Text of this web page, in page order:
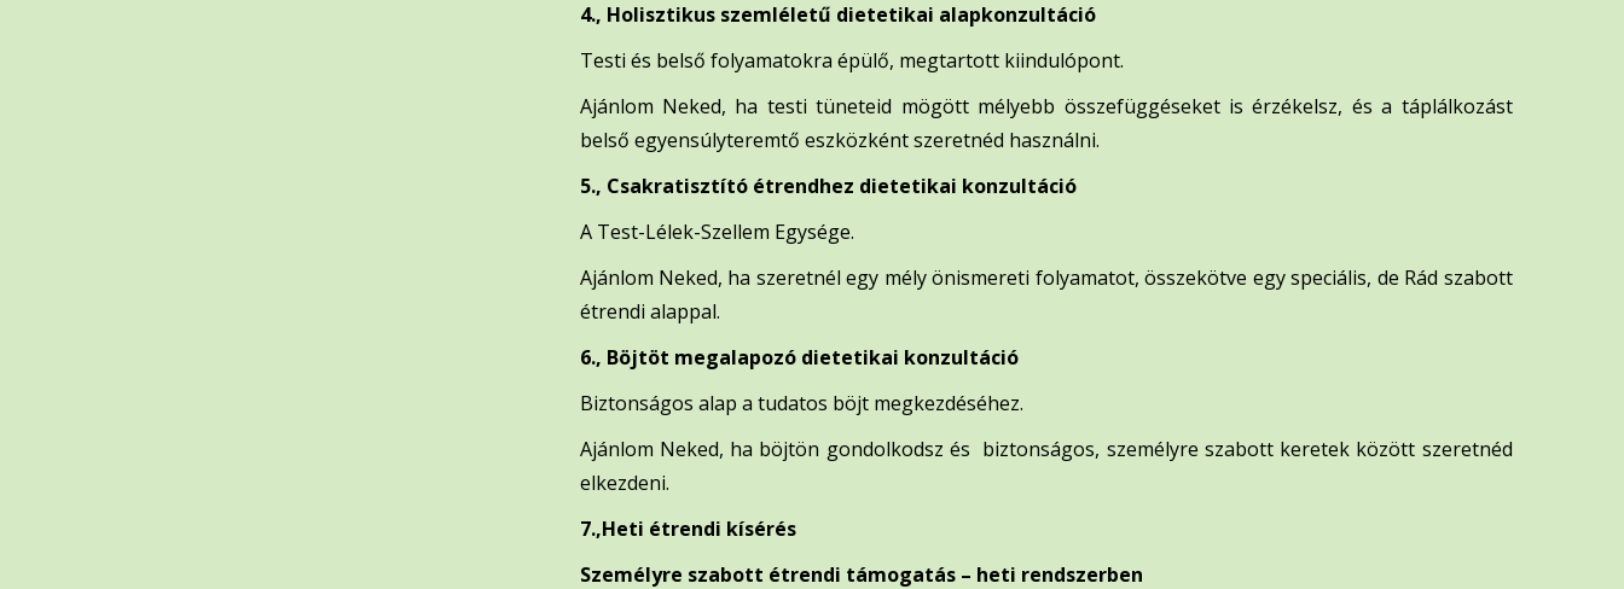
4., Holisztikus szemléletű dietetikai alapkonzultáció
Testi és belső folyamatokra épülő, megtartott kiindulópont.
Ajánlom Neked, ha testi tüneteid mögött mélyebb összefüggéseket is érzékelsz, és a táplálkozást
belső egyensúlyteremtő eszközként szeretnéd használni.
5., Csakratisztító étrendhez dietetikai konzultáció
A Test-Lélek-Szellem Egysége.
Ajánlom Neked, ha szeretnél egy mély önismereti folyamatot, összekötve egy speciális, de Rád szabott
étrendi alappal.
6., Böjtöt megalapozó dietetikai konzultáció
Biztonságos alap a tudatos böjt megkezdéséhez.
Ajánlom Neked, ha böjtön gondolkodsz és biztonságos, személyre szabott keretek között szeretnéd
elkezdeni.
7.,Heti étrendi kísérés
Személyre szabott étrendi támogatás – heti rendszerben